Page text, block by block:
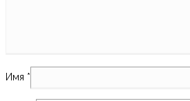
Имя *